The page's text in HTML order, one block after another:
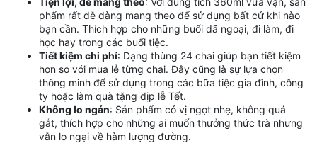
phẩm rất dễ dàng mang theo để sử dụng bất cứ khi nào
bạn cần. Thích hợp cho những buổi dã ngoại, đi làm, đi
học hay trong các buổi tiệc.
Tiết kiệm chi phí: Dạng thùng 24 chai giúp bạn tiết kiệm
hơn so với mua lẻ từng chai. Đây cũng là sự lựa chọn
thông minh để sử dụng trong các bữa tiệc gia đình, công
ty hoặc làm quà tặng dịp lễ Tết.
Không lo ngán: Sản phẩm có vị ngọt nhẹ, không quá
gắt, thích hợp cho những ai muốn thưởng thức trà nhưng
vẫn lo ngại về hàm lượng đường.